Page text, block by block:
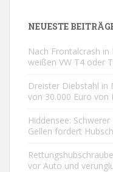
NEUESTE
Nach Frontalcrash in
weißen VW T4 oder
Dreister Diebstahl in
von 30.000 Euro von
Hiddensee:
Gellen fordert
vor Auto und